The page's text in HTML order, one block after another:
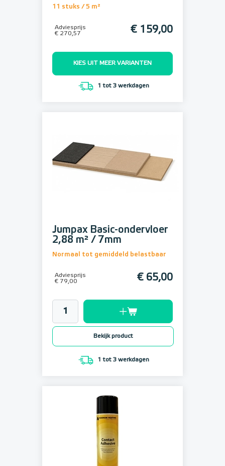
11 stuks / 5 m²
Adviesprijs
€ 270,57
€ 159,00
KIES UIT MEER VARIANTEN
1 tot 3 werkdagen
Jumpax Basic-ondervloer
2,88 m² / 7mm
Normaal tot gemiddeld belastbaar
Adviesprijs
€ 79,00
€ 65,00
Bekijk product
1 tot 3 werkdagen